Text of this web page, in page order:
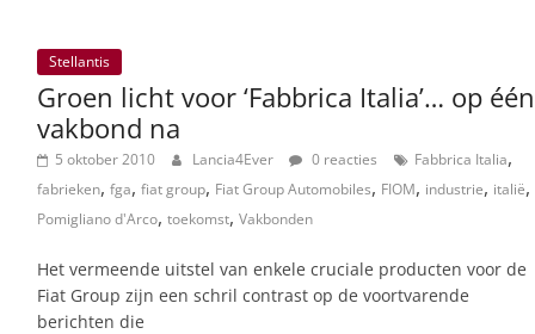
Stellantis
Groen licht voor ‘Fabbrica Italia’… op één
vakbond na
5 oktober 2010 Lancia4Ever 0 reacties Fabbrica Italia,
fabrieken, fga, fiat group, Fiat Group Automobiles, FIOM, industrie, italië,
Pomigliano d'Arco, toekomst, Vakbonden
Het vermeende uitstel van enkele cruciale producten voor de
Fiat Group zijn een schril contrast op de voortvarende
berichten die